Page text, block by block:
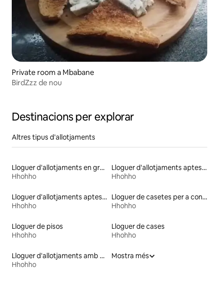
Private room a Mbabane
BirdZzz de nou
Destinacions per explorar
Altres tipus d'allotjaments
Lloguer d'allotjaments en granges
Hhohho
Lloguer d'allotjaments aptes per a famílies
Hhohho
Lloguer d'allotjaments aptes per a animals de companyia
Hhohho
Lloguer de casetes per a convidats
Hhohho
Lloguer de pisos
Hhohho
Lloguer de cases
Hhohho
Lloguer d'allotjaments amb piscina
Hhohho
Mostra més